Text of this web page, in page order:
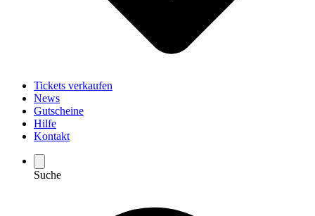
Tickets verkaufen
News
Gutscheine
Hilfe
Kontakt
Suche